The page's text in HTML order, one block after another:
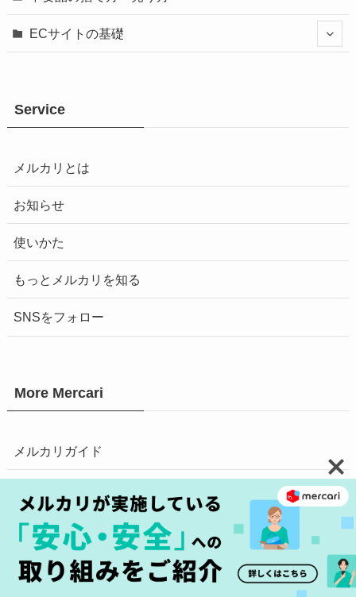
ECサイトの基礎
Service
メルカリとは
お知らせ
使いかた
もっとメルカリを知る
SNSをフォロー
More Mercari
メルカリガイド